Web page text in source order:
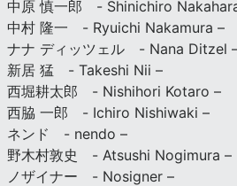
中原 慎一郎 - Shinichiro
中村 隆一 - Ryuichi Nakamura –
ナナ ディッツェル - Nana Ditzel
新居 猛 - Takeshi Nii –
西堀耕太郎 - Nishihori Kotaro –
西脇 一郎 - Ichiro Nishiwaki –
ネンド - nendo –
野木村敦史 - Atsushi Nogimura –
ノザイナー - Nosigner –